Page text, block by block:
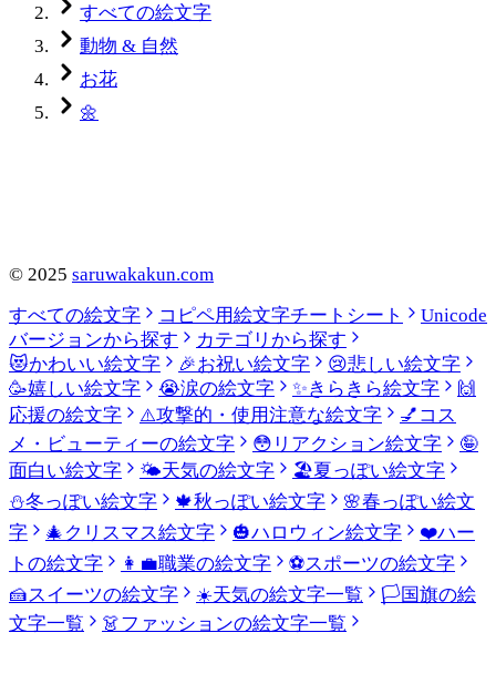
すべての絵文字
動物 & 自然
お花
🌼
© 2025 saruwakakun.com
すべての絵文字
コピペ用絵文字チートシート
Unicode
バージョンから探す
カテゴリから探す
😻かわいい絵文字 🎉お祝い絵文字 😢悲しい絵文字
🥳嬉しい絵文字 😭涙の絵文字 ✨きらきら絵文字
🙌
応援の絵文字
⚠️攻撃的・使用注意な絵文字 💅 コス
メ・ビューティーの絵文字
😳 リアクション絵文字
🤪
面白い絵文字
🌤️天気の絵文字 🏖️夏っぽい絵文字
⛄冬っぽい絵文字 🍁秋っぽい絵文字 🌸春っぽい絵文
字
🎄 クリスマス絵文字 🎃ハロウィン絵文字 ❤️ハー
トの絵文字
👩‍💼職業の絵文字 ⚽スポーツの絵文字
🍰スイーツの絵文字 ☀️天気の絵文字一覧 🏳️国旗の絵
文字一覧
👗ファッションの絵文字一覧